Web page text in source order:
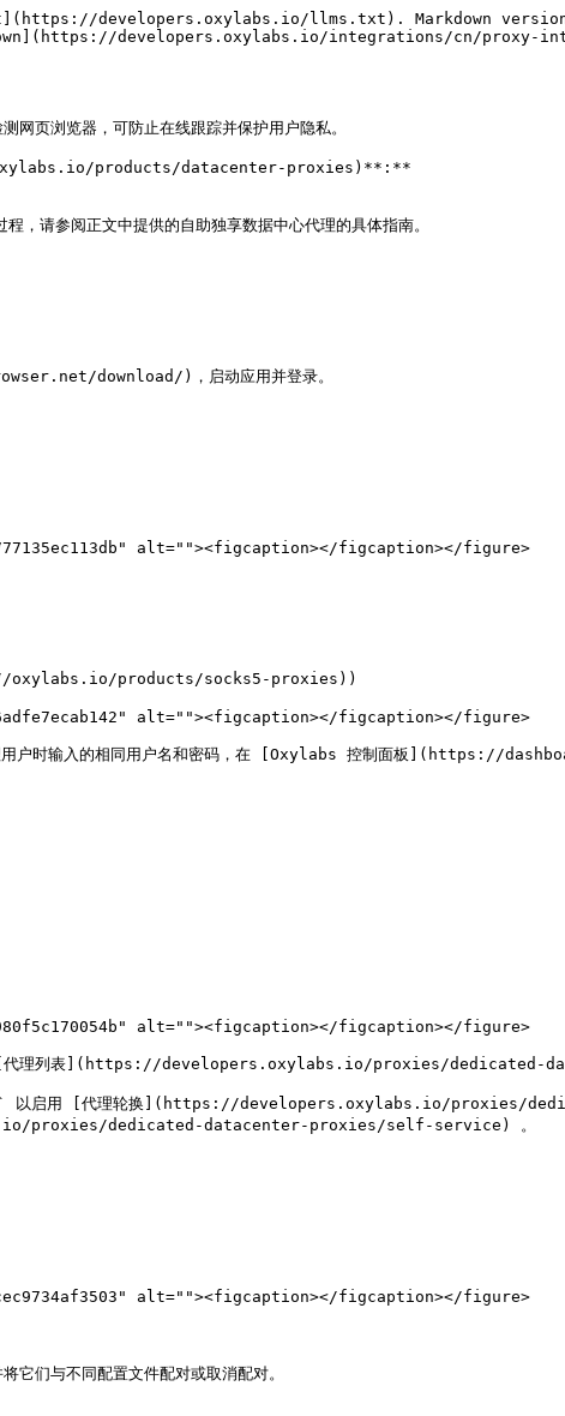
developers.oxylabs.io/llms.txt). Markdown
developers.oxylabs.io/integrations/cn/proxy-
览器，可防止在线跟踪并保护用户隐私。
oxylabs.io/products/datacenter-proxies)**:**
，请参阅正文中提供的自助独享数据中心代理的具体指南。
download/)，启动应用并登录。
alt=""><figcaption></figcaption></figure>
oxylabs.io/products/socks5-proxies))
alt=""><figcaption></figcaption></figure>
理用户时输入的相同用户名和密码，在 [Oxylabs 控制面板](https://
alt=""><figcaption></figcaption></figure>
序编号 [代理列表](https://developers.oxylabs.io/proxies/
`8000` 以启用 [代理轮换](https://developers.oxylabs.io/
proxies/dedicated-datacenter-proxies/self-service) 。
alt=""><figcaption></figcaption></figure>
们与不同配置文件配对或取消配对。